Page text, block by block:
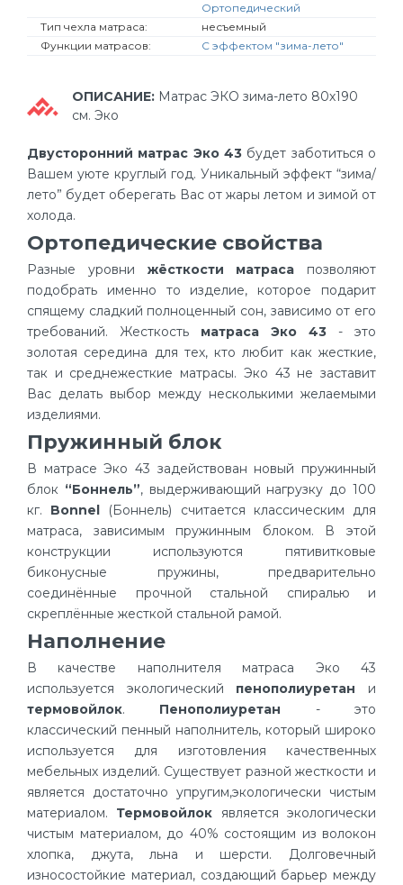
Ортопедический
Тип чехла матраса:
несъемный
Функции матрасов:
С эффектом "зима-лето"
ОПИСАНИЕ: Матрас ЭКО зима-лето 80х190
см. Эко
Двусторонний матрас Эко 43 будет заботиться о
Вашем уюте круглый год. Уникальный эффект “зима/
лето” будет оберегать Вас от жары летом и зимой от
холода.
Ортопедические свойства
Разные уровни жёсткости матраса позволяют
подобрать именно то изделие, которое подарит
спящему сладкий полноценный сон, зависимо от его
требований. Жесткость матраса Эко 43 - это
золотая середина для тех, кто любит как жесткие,
так и среднежесткие матрасы. Эко 43 не заставит
Вас делать выбор между несколькими желаемыми
изделиями.
Пружинный блок
В матрасе Эко 43 задействован новый пружинный
блок “Боннель”, выдерживающий нагрузку до 100
кг. Bonnel (Боннель) считается классическим для
матраса, зависимым пружинным блоком. В этой
конструкции используются пятивитковые
биконусные пружины, предварительно
соединённые прочной стальной спиралью и
скреплённые жесткой стальной рамой.
Наполнение
В качестве наполнителя матраса Эко 43
используется экологический пенополиуретан и
термовойлок. Пенополиуретан - это
классический пенный наполнитель, который широко
используется для изготовления качественных
мебельных изделий. Существует разной жесткости и
является достаточно упругим,экологически чистым
материалом. Термовойлок является экологически
чистым материалом, до 40% состоящим из волокон
хлопка, джута, льна и шерсти. Долговечный
износостойкие материал, создающий барьер между